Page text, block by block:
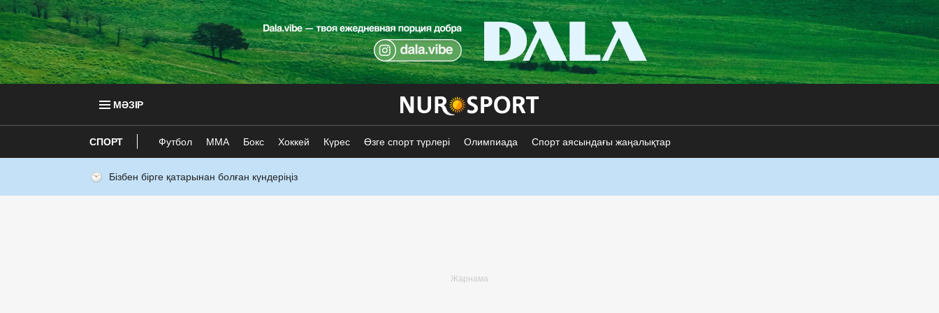
МӘЗІР
СПОРТ Футбол ММА Бокс Хоккей Күрес Өзге спорт түрлері Олимпиада Спорт аясындағы жаңалықтар
Бізбен бірге қатарынан болған күндеріңіз